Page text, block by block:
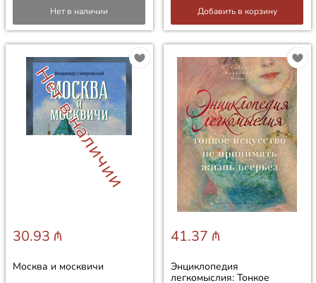
Нет в наличии Добавить в корзину
Нет в наличии
30.93 ₼
Москва и москвичи
41.37 ₼
Энциклопедия
легкомыслия: Тонкое